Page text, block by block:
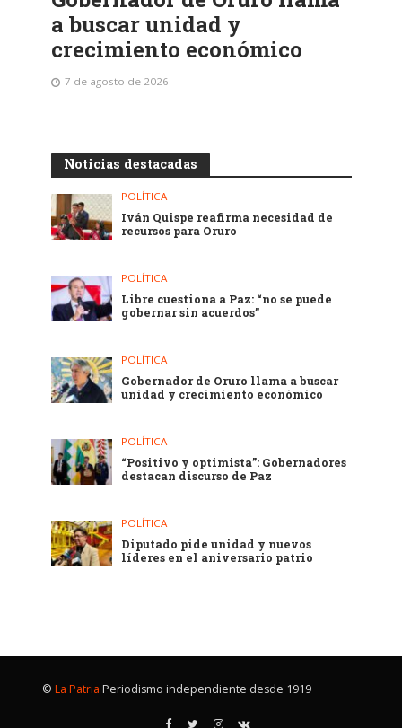
a buscar unidad y
crecimiento económico
7 de agosto de 2026
Noticias destacadas
POLÍTICA
Iván Quispe reafirma necesidad de
recursos para Oruro
POLÍTICA
Libre cuestiona a Paz: “no se puede
gobernar sin acuerdos”
POLÍTICA
Gobernador de Oruro llama a buscar
unidad y crecimiento económico
POLÍTICA
“Positivo y optimista”: Gobernadores
destacan discurso de Paz
POLÍTICA
Diputado pide unidad y nuevos
líderes en el aniversario patrio
© La Patria Periodismo independiente desde 1919